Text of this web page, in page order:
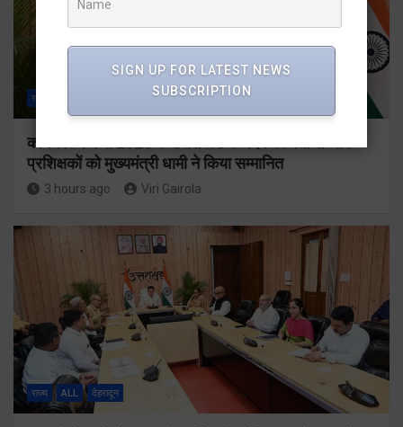
राज्य
कॉमनवेल्थ गेम्स 2026 के उत्तराखंड के पदक विजेताओं और
प्रशिक्षकों को मुख्यमंत्री धामी ने किया सम्मानित
3 hours ago Viri Gairola
राज्य ALL देहरादून
SIGN UP FOR LATEST NEWS
SUBSCRIPTION